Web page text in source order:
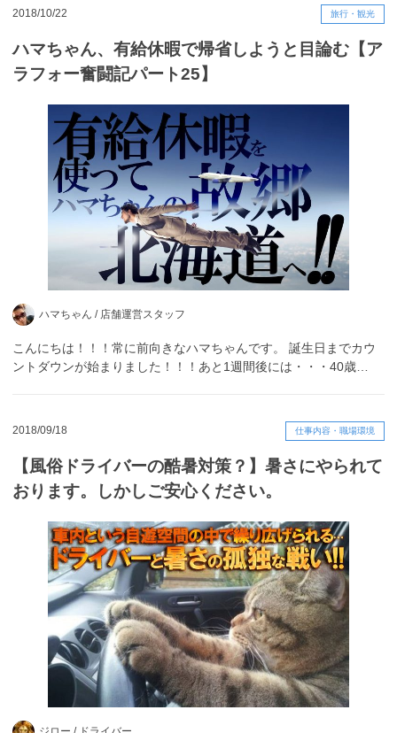
2018/10/22 旅行・観光
ハマちゃん、有給休暇で帰省しようと目論む【ア
ラフォー奮闘記パート25】
ハマちゃん / 店舗運営スタッフ
こんにちは！！！常に前向きなハマちゃんです。 誕生日までカウ
ントダウンが始まりました！！！あと1週間後には・・・40歳…
2018/09/18 仕事内容・職場環境
【風俗ドライバーの酷暑対策？】暑さにやられて
おります。しかしご安心ください。